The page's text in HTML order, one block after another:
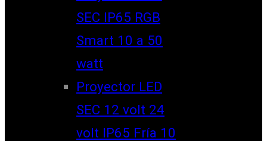
SEC IP65 RGB
Smart 10 a 50
watt
Proyector LED
SEC 12 volt 24
volt IP65 Fría 10